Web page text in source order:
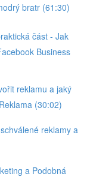
bratr (61:30)
část - Jak
Business
reklamu a jaký
(30:02)
reklamy a
a Podobná